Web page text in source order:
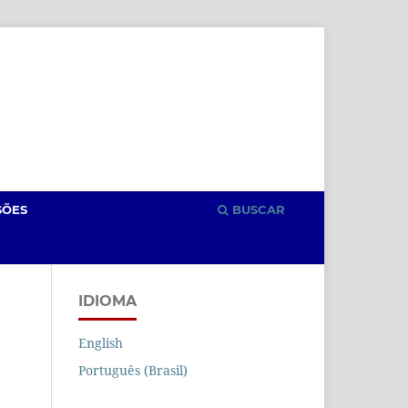
BUSCAR
IDIOMA
English
Português (Brasil)